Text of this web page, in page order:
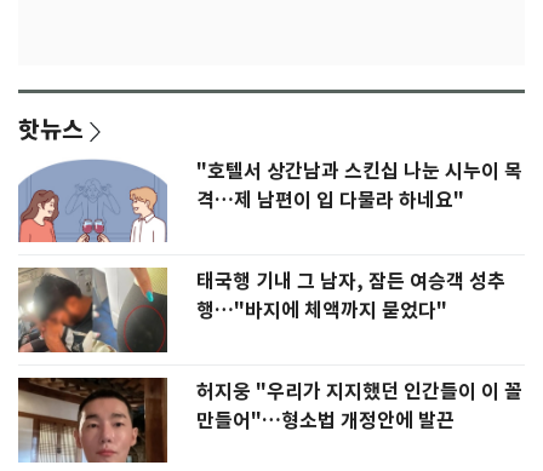
핫뉴스
"호텔서 상간남과 스킨십 나눈 시누이 목
격…제 남편이 입 다물라 하네요"
태국행 기내 그 남자, 잠든 여승객 성추
행…"바지에 체액까지 묻었다"
허지웅 "우리가 지지했던 인간들이 이 꼴
만들어"…형소법 개정안에 발끈